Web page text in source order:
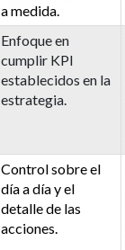
a medida.
Enfoque en
cumplir KPI
establecidos en la
estrategia.
Control sobre el
día a día y el
detalle de las
acciones.